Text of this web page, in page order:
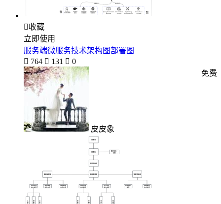
收藏
立即使用
服务端微服务技术架构图部署图
 764  131  0
皮皮象
免费